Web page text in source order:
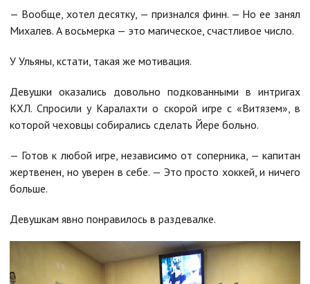
— Вообще, хотел десятку, — признался финн. — Но ее занял
Михалев. А восьмерка — это магическое, счастливое число.
У Ульяны, кстати, такая же мотивация.
Девушки оказались довольно подкованными в интригах
КХЛ. Спросили у Каралахти о скорой игре с «Витязем», в
которой чеховцы собирались сделать Йере больно.
— Готов к любой игре, независимо от соперника, — капитан
жертвенен, но уверен в себе. — Это просто хоккей, и ничего
больше.
Девушкам явно понравилось в раздевалке.